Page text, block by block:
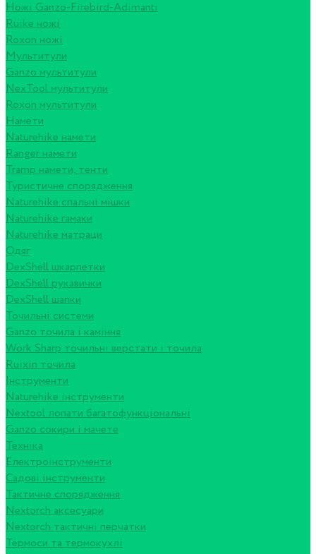
Ножі Ganzo-Firebird-Adimanti
Ruike ножі
Roxon ножi
Мультитули
Ganzo мультитули
NexTool мультитули
Roxon мультитули
Намети
Naturehike намети
Ranger намети
Tramp намети, тенти
Туристичне спорядження
Naturehike спальні мішки
Naturehike гамаки
Naturehike матраци
Одяг
DexShell шкарпетки
DexShell рукавички
DexShell шапки
Точильні системи
Ganzo точила і каміння
Work Sharp точильні верстати і точила
Ruixin точила
Інструменти
Naturehike інструменти
Nextool лопати багатофункціональні
Ganzo сокири і мачете
Техніка
Електроінструменти
Садові інструменти
Тактичне спорядження
Nextorch аксесуари
Nextorch тактичні перчатки
Термоси та термокухлі